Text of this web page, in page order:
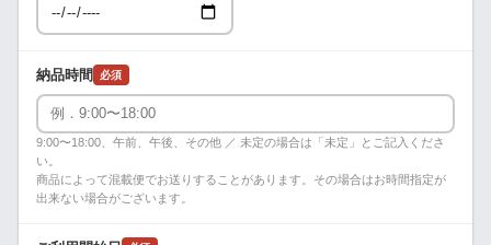
納品時間 必須
9:00〜18:00、午前、午後、その他 ／ 未定の場合は「未定」とご記入くださ
い。
商品によって混載便でお送りすることがあります。その場合はお時間指定が
出来ない場合がございます。